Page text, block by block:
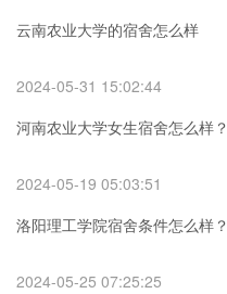
云南农业大学的宿舍怎么样
2024-05-31 15:02:44
河南农业大学女生宿舍怎么样？
2024-05-19 05:03:51
洛阳理工学院宿舍条件怎么样？
2024-05-25 07:25:25